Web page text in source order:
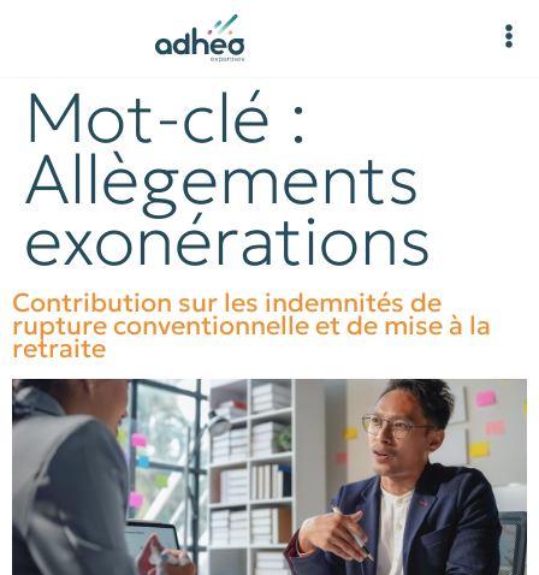
Mot-clé :
Allègements
exonérations
Contribution sur les indemnités de
rupture conventionnelle et de mise à la
retraite